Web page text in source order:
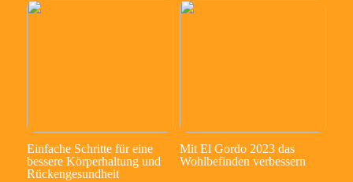
Einfache Schritte für eine
bessere Körperhaltung und
Rückengesundheit
Mit El Gordo 2023 das
Wohlbefinden verbessern